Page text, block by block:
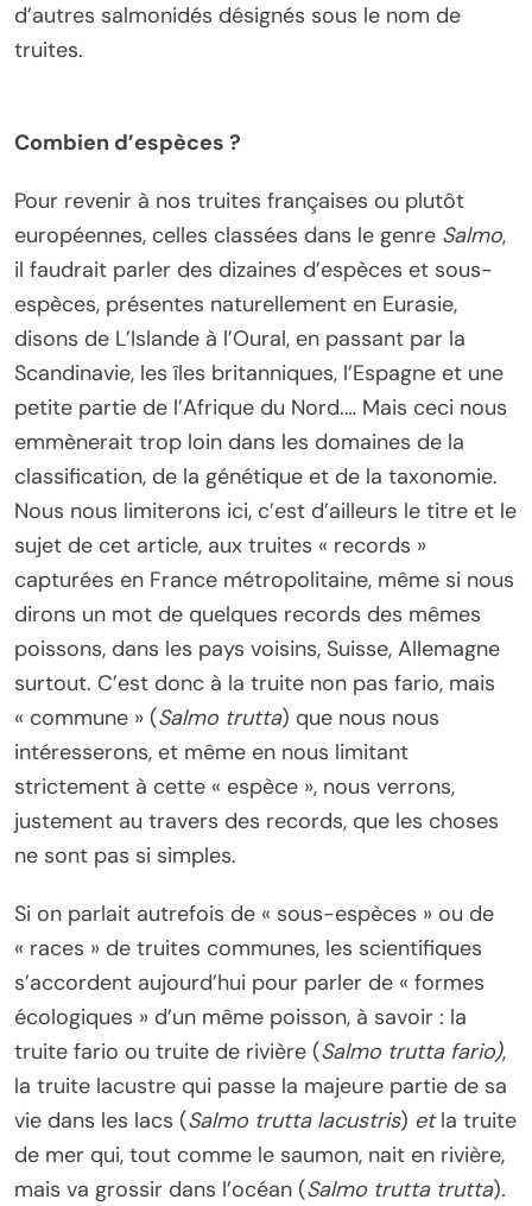
d’autres salmonidés désignés sous le nom de
truites.
Combien d’espèces ?
Pour revenir à nos truites françaises ou plutôt
européennes, celles classées dans le genre Salmo,
il faudrait parler des dizaines d’espèces et sous-
espèces, présentes naturellement en Eurasie,
disons de L’Islande à l’Oural, en passant par la
Scandinavie, les îles britanniques, l’Espagne et une
petite partie de l’Afrique du Nord.… Mais ceci nous
emmènerait trop loin dans les domaines de la
classification, de la génétique et de la taxonomie.
Nous nous limiterons ici, c’est d’ailleurs le titre et le
sujet de cet article, aux truites « records »
capturées en France métropolitaine, même si nous
dirons un mot de quelques records des mêmes
poissons, dans les pays voisins, Suisse, Allemagne
surtout. C’est donc à la truite non pas fario, mais
« commune » (Salmo trutta) que nous nous
intéresserons, et même en nous limitant
strictement à cette « espèce », nous verrons,
justement au travers des records, que les choses
ne sont pas si simples.
Si on parlait autrefois de « sous-espèces » ou de
« races » de truites communes, les scientifiques
s’accordent aujourd’hui pour parler de « formes
écologiques » d’un même poisson, à savoir : la
truite fario ou truite de rivière (Salmo trutta fario),
la truite lacustre qui passe la majeure partie de sa
vie dans les lacs (Salmo trutta lacustris) etla truite
de mer qui, tout comme le saumon, nait en rivière,
mais va grossir dans l’océan (Salmo trutta trutta).